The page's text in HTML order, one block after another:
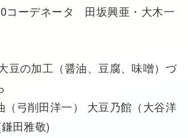
コーデネータ 田坂興亜・大木一
豆の加工（醤油、豆腐、味噌）づ
弓削田洋一） 大豆乃館（大谷洋
田雅敬)